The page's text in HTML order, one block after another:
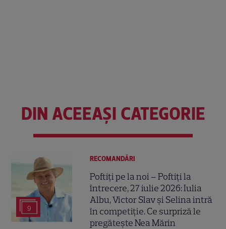
DIN ACEEAȘI CATEGORIE
9
RECOMANDĂRI
Poftiți pe la noi – Poftiți la
întrecere, 27 iulie 2026: Iulia
Albu, Victor Slav și Selina intră
în competiție. Ce surpriză le
pregătește Nea Mărin